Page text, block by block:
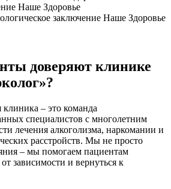
доверяют клинике
– это команда
специалистов с многолетним
лечения алкоголизма, наркомании и
расстройств. Мы не просто
– мы помогаем пациентам
зависимости и вернуться к